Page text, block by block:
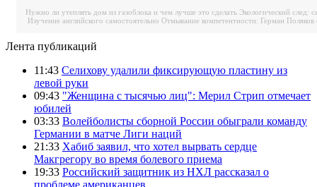
Нужно ли утеплять дом из газоблока и чем лучше это сделать Экологический след:
Изучение английского самостоятельно Отмывание компетентности: Герман
Лента публикаций
11:43 Селихову удалили фиксирующую пластину из
левой руки
09:43 "Женщина с тысячью лиц": Мерил Стрип отмечает
юбилей
03:33 Волейболисты сборной России обыграли команду
Германии в матче Лиги наций
21:33 Хабиб заявил, что хотел вырвать сердце
Макгрегору во время болевого приема
19:33 Российский защитник из НХЛ рассказал о
проблеме американцев